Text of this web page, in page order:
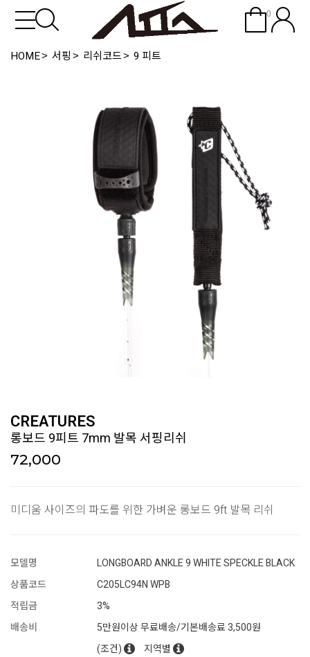
0
HOME 서핑 리쉬코드 9 피트
CREATURES
롱보드 9피트 7mm 발목 서핑리쉬
72,000
미디움 사이즈의 파도를 위한 가벼운 롱보드 9ft 발목 리쉬
모델명
LONGBOARD ANKLE 9 WHITE SPECKLE BLACK
상품코드
C205LC94N WPB
적립금
3%
배송비
5만원이상 무료배송/기본배송료 3,500원
(조건)
지역별